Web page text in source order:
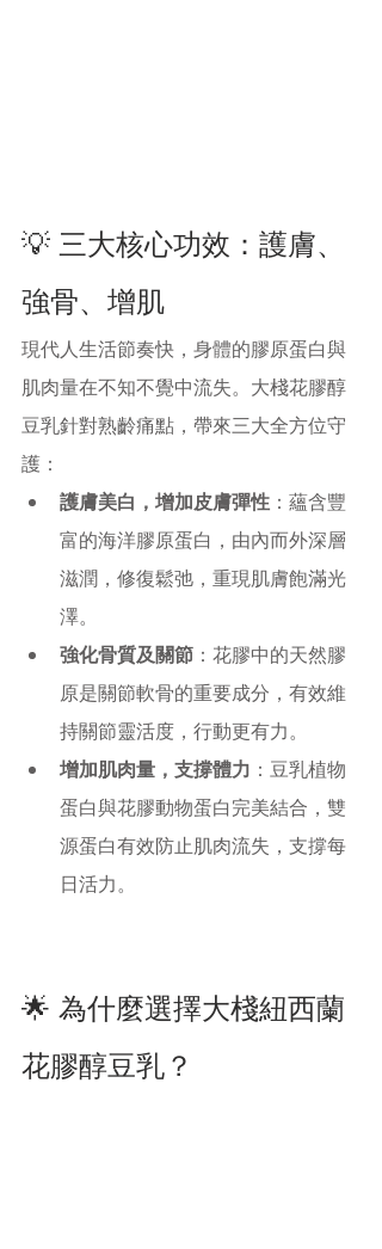
💡 三大核心功效：護膚、
強骨、增肌
現代人生活節奏快，身體的膠原蛋白與
肌肉量在不知不覺中流失。大棧花膠醇
豆乳針對熟齡痛點，帶來三大全方位守
護：
護膚美白，增加皮膚彈性 ：蘊含豐
富的海洋膠原蛋白，由內而外深層
滋潤，修復鬆弛，重現肌膚飽滿光
澤。
強化骨質及關節 ：花膠中的天然膠
原是關節軟骨的重要成分，有效維
持關節靈活度，行動更有力。
增加肌肉量，支撐體力 ：豆乳植物
蛋白與花膠動物蛋白完美結合，雙
源蛋白有效防止肌肉流失，支撐每
日活力。
🌟 為什麼選擇大棧紐西蘭
花膠醇豆乳？